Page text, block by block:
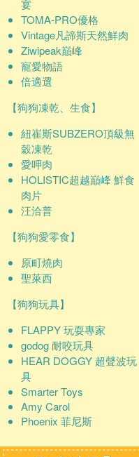
宴
TOMA-PRO優格
Vintage凡諦斯天然鮮肉
Ziwipeak巔峰
寵愛物語
倍適選
【狗狗凍乾、生食】
紐崔斯SUBZERO頂級無
穀凍乾
愛呷肉
HOLISTIC超越巔峰 鮮食
肉片
汪洽普
【狗狗愛零食】
原町燒肉
聖萊西
【狗狗玩具】
FLAPPY 玩耍專家
godog 耐咬玩具
HEAR DOGGY 超聲波玩
具
Smarter Toys
Amy Carol
Phoenix 菲尼斯